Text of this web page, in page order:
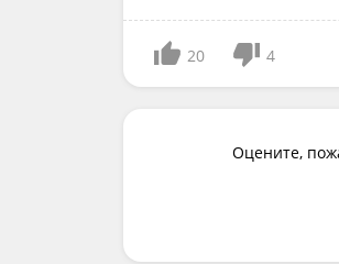
20 4
Оцените,